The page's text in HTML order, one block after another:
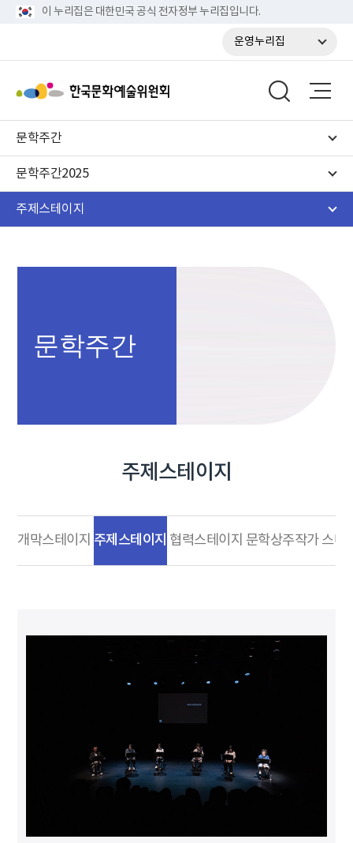
이 누리집은 대한민국 공식 전자정부 누리집입니다.
운영누리집
문학주간
문학주간2025
주제스테이지
문학주간
주제스테이지
개막스테이지 주제스테이지 협력스테이지 문학상주작가 스테